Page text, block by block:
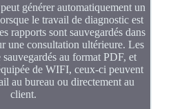
générer automatiquement un
le travail de diagnostic est
rapports sont sauvegardés dans
une consultation ultérieure. Les
au format PDF, et
de WIFI, ceux-ci peuvent
au bureau ou directement au
client.